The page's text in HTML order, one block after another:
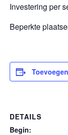
Investering per
Beperkte
DETAILS
Begin: